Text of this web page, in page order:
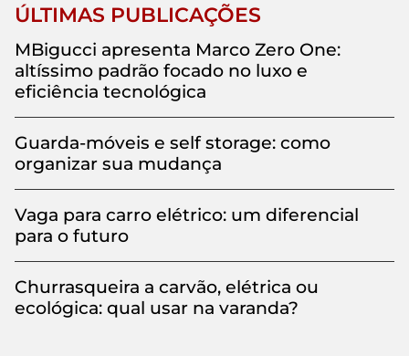
ÚLTIMAS PUBLICAÇÕES
MBigucci apresenta Marco Zero One:
altíssimo padrão focado no luxo e
eficiência tecnológica
Guarda-móveis e self storage: como
organizar sua mudança
Vaga para carro elétrico: um diferencial
para o futuro
Churrasqueira a carvão, elétrica ou
ecológica: qual usar na varanda?